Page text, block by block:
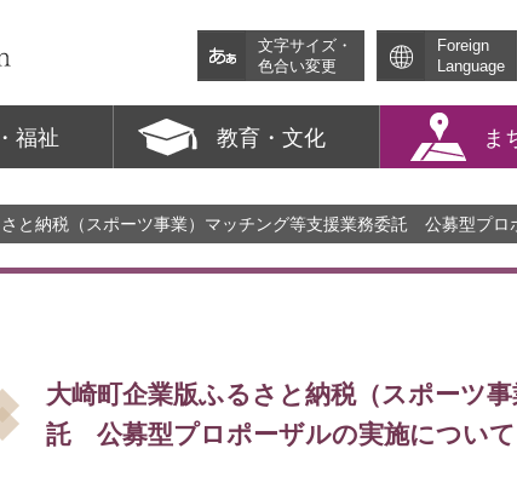
文字サイズ・
色合い変更
Foreign
Language
福祉 教育・文化 ま
と納税（スポーツ事業）マッチング等支援業務委託 公募型プロ
大崎町企業版ふるさと納税（スポーツ
託 公募型プロポーザルの実施について